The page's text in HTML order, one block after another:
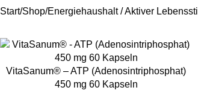
Start Shop Energiehaushalt / Aktiver Lebensstil
IN DEN WARENKORB
VitaSanum® – ATP (Adenosintriphosphat)
450 mg 60 Kapseln